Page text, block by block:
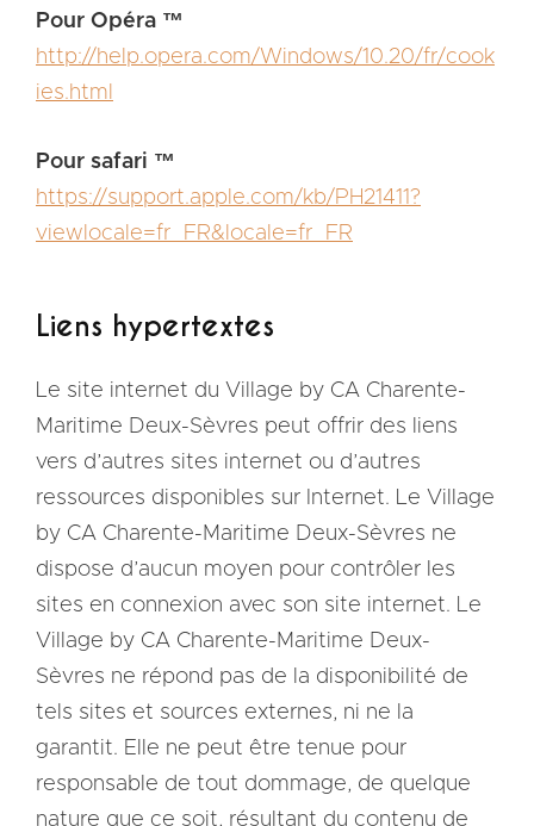
Pour Opéra ™
http://help.opera.com/Windows/10.20/fr/cook
ies.html
Pour safari ™
https://support.apple.com/kb/PH21411?
viewlocale=fr_FR&locale=fr_FR
Liens hypertextes
Le site internet du Village by CA Charente-
Maritime Deux-Sèvres peut offrir des liens
vers d’autres sites internet ou d’autres
ressources disponibles sur Internet. Le Village
by CA Charente-Maritime Deux-Sèvres ne
dispose d’aucun moyen pour contrôler les
sites en connexion avec son site internet. Le
Village by CA Charente-Maritime Deux-
Sèvres ne répond pas de la disponibilité de
tels sites et sources externes, ni ne la
garantit. Elle ne peut être tenue pour
responsable de tout dommage, de quelque
nature que ce soit, résultant du contenu de